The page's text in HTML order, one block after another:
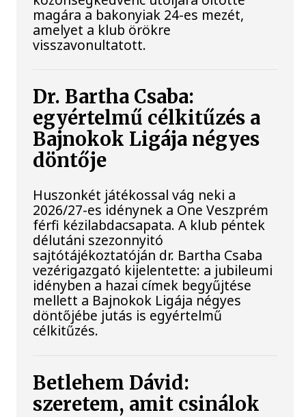
magára a bakonyiak 24-es mezét,
amelyet a klub örökre
visszavonultatott.
Dr. Bartha Csaba:
egyértelmű célkitűzés a
Bajnokok Ligája négyes
döntője
Huszonkét játékossal vág neki a
2026/27-es idénynek a One Veszprém
férfi kézilabdacsapata. A klub péntek
délutáni szezonnyitó
sajtótájékoztatóján dr. Bartha Csaba
vezérigazgató kijelentette: a jubileumi
idényben a hazai címek begyűjtése
mellett a Bajnokok Ligája négyes
döntőjébe jutás is egyértelmű
célkitűzés.
Betlehem Dávid:
szeretem, amit csinálok